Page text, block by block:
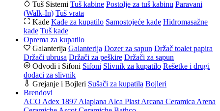
Tuš Sistemi Tuš kabine Postolje za tuš kabinu Paravani
(Walk-In) Tuš vrata
Kade Kade za kupatilo Samostojeće kade Hidromasažne
kade Tuš kade
Oprema za kupatilo
Galanterija Galanterija Dozer za sapun Držač toalet papira
Držači ubrusa Držači za peškire Držači za sapun
Odvodi i Sifoni Sifoni Slivnik za kupatilo Rešetke i drugi
dodaci za slivnik
Grejanje i Bojleri Sušači za kupatila Bojleri
Brendovi
ACO Adex 1897 Alaplana Alca Plast Arcana Ceramica Arena